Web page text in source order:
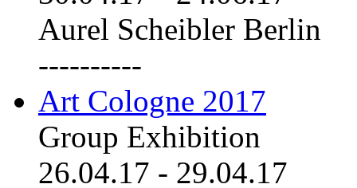
Aurel Scheibler Berlin
----------
Art Cologne 2017
Group Exhibition
26.04.17 - 29.04.17